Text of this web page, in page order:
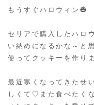
もうすぐハロウィン🎃
セリアで購入したハロ
い納めになるかな～と
使ってクッキーを作り
最近寒くなってきたせ
しくて♡また食べたく